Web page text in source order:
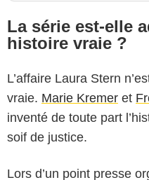
La série est-elle
histoire vraie ?
L’affaire Laura Stern
vraie. Marie Kremer et
inventé de toute part
soif de justice.
Lors d’un point presse